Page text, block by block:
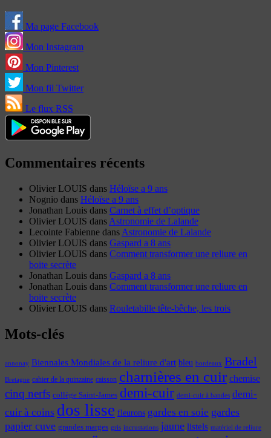
Ma page Facebook
Mon Instagram
Mon Pinterest
Mon fil Twitter
Le flux RSS
Commentaires récents
Olivier LOUIS dans Héloïse a 9 ans
Nognio dans Héloïse a 9 ans
Jonathan Louis dans Carnet à effet d’optique
Olivier LOUIS dans Astronomie de Lalande
Lecointe Fabienne dans Astronomie de Lalande
Olivier LOUIS dans Gaspard a 8 ans
Olivier LOUIS dans Comment transformer une reliure en
boite secrète
Jonathan Louis dans Gaspard a 8 ans
Jonathan Louis dans Comment transformer une reliure en
boite secrète
Olivier LOUIS dans Rouletabille tête-bêche, les trois
Mots-clés
annonay Biennales Mondiales de la reliure d'art bleu bordeaux Bradel
Bretagne cahier de la quinzaine caisson charnières en cuir chemise
cinq nerfs collège Saint-James demi-cuir demi-cuir à bandes demi-
cuir à coins dos lisse fleurons gardes en soie gardes
papier cuve grandes marges gris incrustations jaune listels matériel de reliure